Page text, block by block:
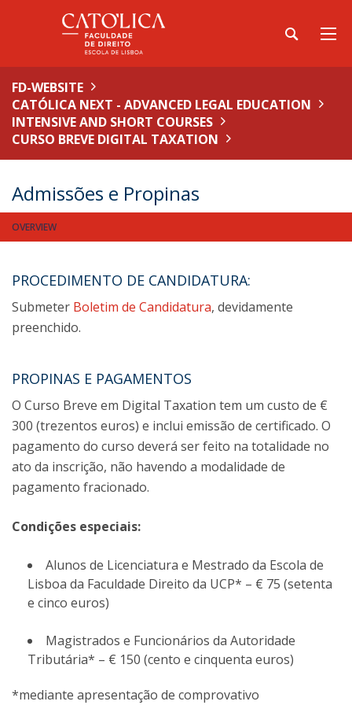
FD-WEBSITE
CATÓLICA NEXT - ADVANCED LEGAL EDUCATION
INTENSIVE AND SHORT COURSES
CURSO BREVE DIGITAL TAXATION
Admissões e Propinas
OVERVIEW
PROCEDIMENTO DE CANDIDATURA:
Submeter Boletim de Candidatura, devidamente
preenchido.
PROPINAS E PAGAMENTOS
O Curso Breve em Digital Taxation tem um custo de €
300 (trezentos euros) e inclui emissão de certificado. O
pagamento do curso deverá ser feito na totalidade no
ato da inscrição, não havendo a modalidade de
pagamento fracionado.
Condições especiais:
Alunos de Licenciatura e Mestrado da Escola de
Lisboa da Faculdade Direito da UCP* – € 75 (setenta
e cinco euros)
Magistrados e Funcionários da Autoridade
Tributária* – € 150 (cento e cinquenta euros)
*mediante apresentação de comprovativo